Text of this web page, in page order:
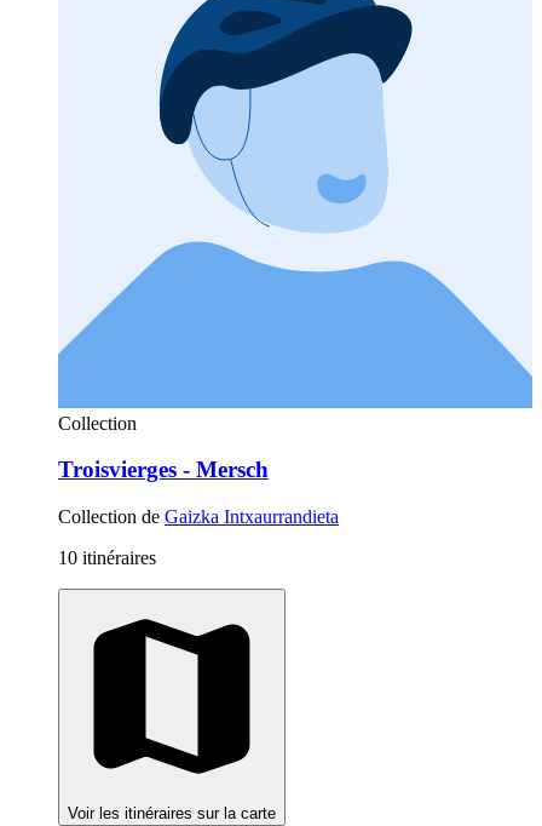
Collection
Troisvierges - Mersch
Collection de Gaizka Intxaurrandieta
10 itinéraires
Voir les itinéraires sur la carte